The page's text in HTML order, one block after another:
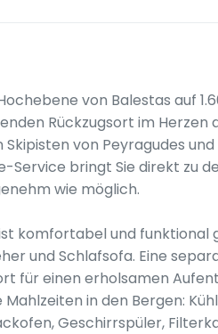
von Balestas auf
Rückzugsort im
von Peyragudes
Service bringt Sie direkt zu
wie möglich.
komfortabel und
und Schlafsofa. Eine
für einen erholsamen
in den Bergen:
Geschirrspüler,